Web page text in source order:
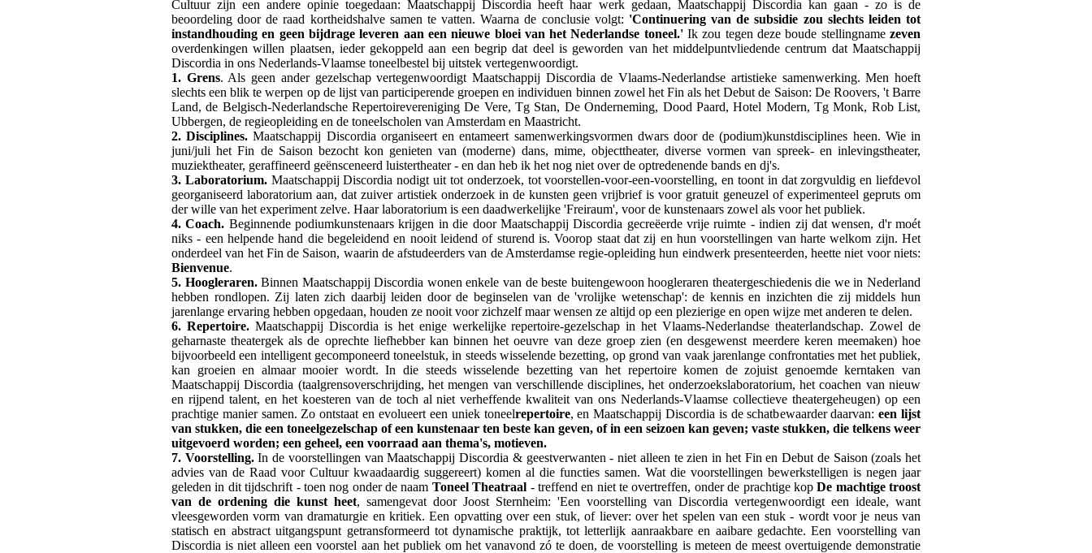
Cultuur zijn een andere opinie toegedaan: Maatschappij Discordia heeft haar werk gedaan, Maatschappij Discordia kan gaan - zo is de
beoordeling door de raad kortheidshalve samen te vatten. Waarna de conclusie volgt: 'Continuering van de subsidie zou slechts leiden tot
instandhouding en geen bijdrage leveren aan een nieuwe bloei van het Nederlandse toneel.'Ik zou tegen deze boude stellingnamezeven
overdenkingen willen plaatsen, ieder gekoppeld aan een begrip dat deel is geworden van het middelpuntvliedende centrum dat Maatschappij
Discordia in ons Nederlands-Vlaamse toneelbestel bij uitstek vertegenwoordigt.
1. Grens. Als geen ander gezelschap vertegenwoordigt Maatschappij Discordia de Vlaams-Nederlandse artistieke samenwerking. Men hoeft
slechts een blik te werpen op de lijst van participerende groepen en individuen binnen zowel het Fin als het Debut de Saison: De Roovers, 't Barre
Land, de Belgisch-Nederlandsche Repertoirevereniging De Vere, Tg Stan, De Onderneming, Dood Paard, Hotel Modern, Tg Monk, Rob List,
Ubbergen, de regieopleiding en de toneelscholen van Amsterdam en Maastricht.
2. Disciplines.Maatschappij Discordia organiseert en entameert samenwerkingsvormen dwars door de (podium)kunstdisciplines heen. Wie in
juni/juli het Fin de Saison bezocht kon genieten van (moderne) dans, mime, objecttheater, diverse vormen van spreek- en inlevingstheater,
muziektheater, geraffineerd geënsceneerd luistertheater - en dan heb ik het nog niet over de optredenende bands en dj's.
3. Laboratorium. Maatschappij Discordia nodigt uit tot onderzoek, tot voorstellen-voor-een-voorstelling, en toont in dat zorgvuldig en liefdevol
georganiseerd laboratorium aan, dat zuiver artistiek onderzoek in de kunsten geen vrijbrief is voor gratuit geneuzel of experimenteel gepruts om
der wille van het experiment zelve. Haar laboratorium is een daadwerkelijke 'Freiraum', voor de kunstenaars zowel als voor het publiek.
4. Coach. Beginnende podiumkunstenaars krijgen in die door Maatschappij Discordia gecreëerde vrije ruimte - indien zij dat wensen, d'r moét
niks - een helpende hand die begeleidend en nooit leidend of sturend is. Voorop staat dat zij en hun voorstellingen van harte welkom zijn. Het
onderdeel van het Fin de Saison, waarin de afstudeerders van de Amsterdamse regie-opleiding hun eindwerk presenteerden, heette niet voor niets:
Bienvenue.
5. Hoogleraren.Binnen Maatschappij Discordia wonen enkele van de beste buitengewoon hoogleraren theatergeschiedenis die we in Nederland
hebben rondlopen. Zij laten zich daarbij leiden door de beginselen van de 'vrolijke wetenschap': de kennis en inzichten die zij middels hun
jarenlange ervaring hebben opgedaan, houden ze nooit voor zichzelf maar wensen ze altijd op een plezierige en open wijze met anderen te delen.
6. Repertoire. Maatschappij Discordia is het enige werkelijke repertoire-gezelschap in het Vlaams-Nederlandse theaterlandschap. Zowel de
geharnaste theatergek als de oprechte liefhebber kan binnen het oeuvre van deze groep zien (en desgewenst meerdere keren meemaken) hoe
bijvoorbeeld een intelligent gecomponeerd toneelstuk, in steeds wisselende bezetting, op grond van vaak jarenlange confrontaties met het publiek,
kan groeien en almaar mooier wordt. In die steeds wisselende bezetting van het repertoire komen de zojuist genoemde kerntaken van
Maatschappij Discordia (taalgrensoverschrijding, het mengen van verschillende disciplines, het onderzoekslaboratorium, het coachen van nieuw
en rijpend talent, en het koesteren van de toch al niet verheffende kwaliteit van ons Nederlands-Vlaamse collectieve theatergeheugen) op een
prachtige manier samen. Zo ontstaat en evolueert een uniek toneelrepertoire, en Maatschappij Discordia is de schatbewaarder daarvan:een lijst
van stukken, die een toneelgezelschap of een kunstenaar ten beste kan geven, of in een seizoen kan geven; vaste stukken, die telkens weer
uitgevoerd worden; een geheel, een voorraad aan thema's, motieven.
7. Voorstelling.In de voorstellingen van Maatschappij Discordia & geestverwanten - niet alleen te zien in het Fin en Debut de Saison (zoals het
advies van de Raad voor Cultuur kwaadaardig suggereert) komen al die functies samen. Wat die voorstellingen bewerkstelligen is negen jaar
geleden in dit tijdschrift - toen nog onder de naam Toneel Theatraal - treffend en niet te overtreffen, onder de prachtige kopDe machtige troost
van de ordening die kunst heet, samengevat door Joost Sternheim: 'Een voorstelling van Discordia vertegenwoordigt een ideale, want
vleesgeworden vorm van dramaturgie en kritiek. Een opvatting over een stuk, of liever: over het spelen van een stuk - wordt voor je neus van
statisch en abstract uitgangspunt getransformeerd tot dynamische praktijk, tot letterlijk aanraakbare en aaibare gedachte. Een voorstelling van
Discordia is niet alleen een voorstel aan het publiek om het vanavond zó te doen, de voorstelling is meteen de meest overtuigende demonstratie